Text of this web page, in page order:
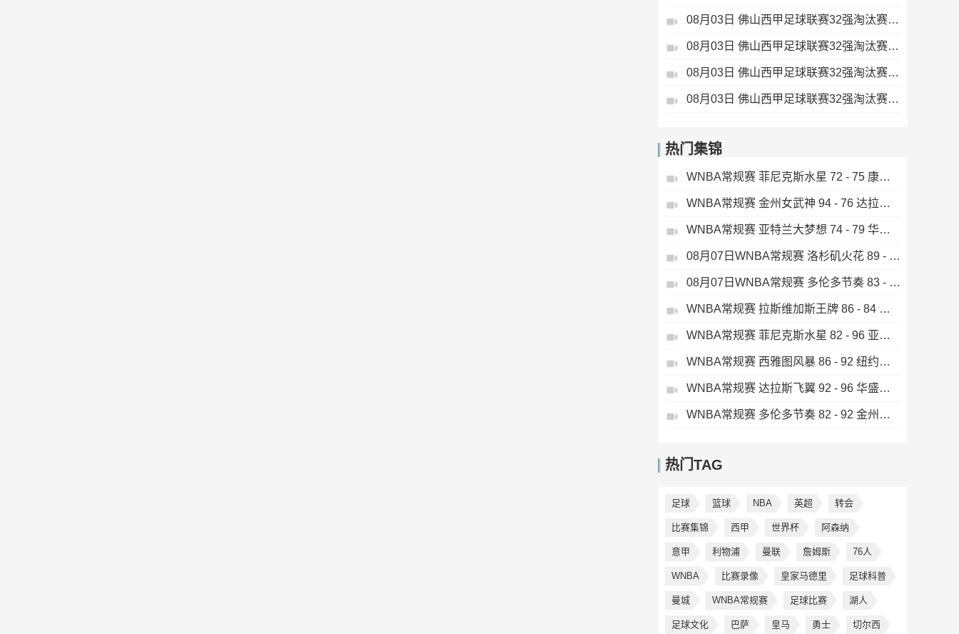
08月03日 佛山西甲足球联赛32强淘汰赛 大塘控股 VS 茂名市点都得 全场录像
08月03日 佛山西甲足球联赛32强淘汰赛 广东凤铝 VS 湛江八部科技 全场录像
08月03日 佛山西甲足球联赛32强淘汰赛 广州蜀地红 VS 广州戴拿模 全场录像
08月03日 佛山西甲足球联赛32强淘汰赛 三水乐民兴健力宝 VS 中国澳门澳科精英 全场录像
热门集锦
WNBA常规赛 菲尼克斯水星 72 - 75 康涅狄格太阳 全场集锦
WNBA常规赛 金州女武神 94 - 76 达拉斯飞翼 全场集锦
WNBA常规赛 亚特兰大梦想 74 - 79 华盛顿神秘人 全场集锦
08月07日WNBA常规赛 洛杉矶火花 89 - 82 明尼苏达山猫 全场集锦
08月07日WNBA常规赛 多伦多节奏 83 - 97 波特兰火焰 集锦
WNBA常规赛 拉斯维加斯王牌 86 - 84 印第安纳狂热 全场集锦
WNBA常规赛 菲尼克斯水星 82 - 96 亚特兰大梦想 全场集锦
WNBA常规赛 西雅图风暴 86 - 92 纽约自由人 全场集锦
WNBA常规赛 达拉斯飞翼 92 - 96 华盛顿神秘人 全场集锦
WNBA常规赛 多伦多节奏 82 - 92 金州女武神 全场集锦
热门TAG
足球 篮球 NBA 英超 转会
比赛集锦 西甲 世界杯 阿森纳
意甲 利物浦 曼联 詹姆斯 76人
WNBA 比赛录像 皇家马德里 足球科普
曼城 WNBA常规赛 足球比赛 湖人
足球文化 巴萨 皇马 勇士 切尔西